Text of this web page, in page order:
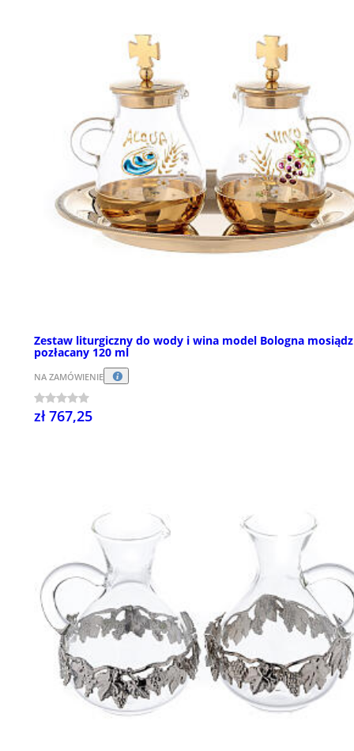
Zestaw liturgiczny do wody i wina model Bologna mosiądz
pozłacany 120 ml
NA ZAMÓWIENIE
zł 767,25